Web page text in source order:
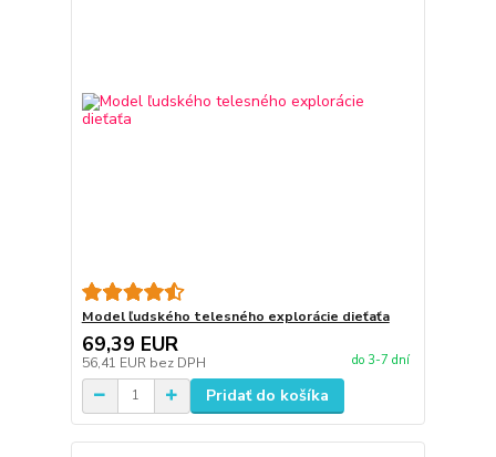
Model ľudského telesného explorácie dieťaťa
69,39 EUR
56,41 EUR bez DPH do 3-7 dní
Pridať do košíka